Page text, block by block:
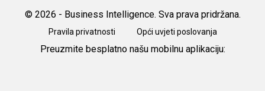
© 2026 - Business Intelligence. Sva prava pridržana.
Pravila privatnosti Opći uvjeti poslovanja
Preuzmite besplatno našu mobilnu aplikaciju: